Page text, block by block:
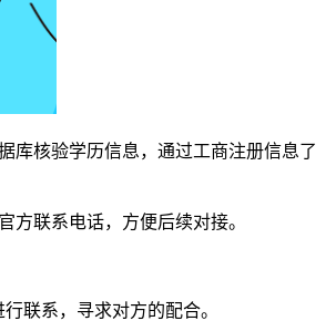
库核验学历信息，通过工商注册信息了
联系电话，方便后续对接。
联系，寻求对方的配合。